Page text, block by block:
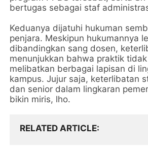
bertugas sebagai staf
Keduanya dijatuhi hukuman
penjara. Meskipun hukumannya
dibandingkan sang dosen,
menunjukkan bahwa praktik
melibatkan berbagai lapisan di
kampus. Jujur saja, keterlibatan
dan senior dalam lingkaran
bikin miris, lho.
RELATED ARTICLE